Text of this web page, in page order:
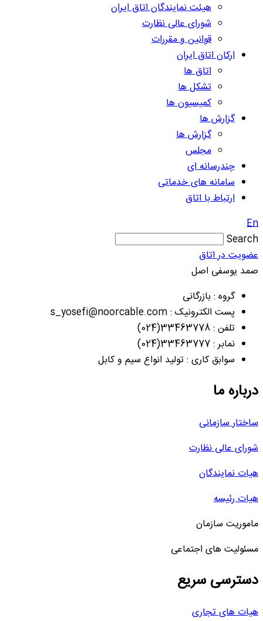
هیئت نمایندگان اتاق ایران
شورای عالی نظارت
قوانین و مقررات
ارکان اتاق ایران
اتاق ها
تشکل ها
کمیسیون ها
گزارش ها
گزارش ها
مجلس
چندرسانه ای
سامانه های خدماتی
ارتباط با اتاق
En
Search
عضویت در اتاق
صمد یوسفی اصل
گروه : بازرگانی
پست الکترونیک : s_yosefi@noorcable.com
تلفن : 33463778(024)
نمابر : 33463777(024)
سوابق کاری : تولید انواع سیم و کابل
درباره ما
ساختار سازمانی
شورای عالی نظارت
هیات نمایندگان
هیات رئیسه
ماموریت سازمان
مسئولیت های اجتماعی
دسترسی سریع
هیات های تجاری